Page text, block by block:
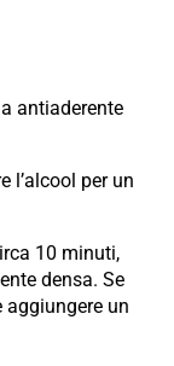
antiaderente
l’alcool per un
10 minuti,
densa. Se
aggiungere un